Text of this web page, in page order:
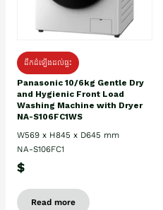
ដឹកដំឡើងដល់ផ្ទះ
Panasonic 10/6kg Gentle Dry
and Hygienic Front Load
Washing Machine with Dryer
NA-S106FC1WS
W569 x H845 x D645 mm
NA-S106FC1
$
Read more